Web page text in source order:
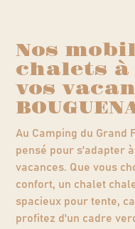
Nos
chalets
vos
Au Camping du Grand
pensé pour s'adapter
vacances. Que vous
confort, un chalet
spacieux pour tente,
profitez d'un cadre